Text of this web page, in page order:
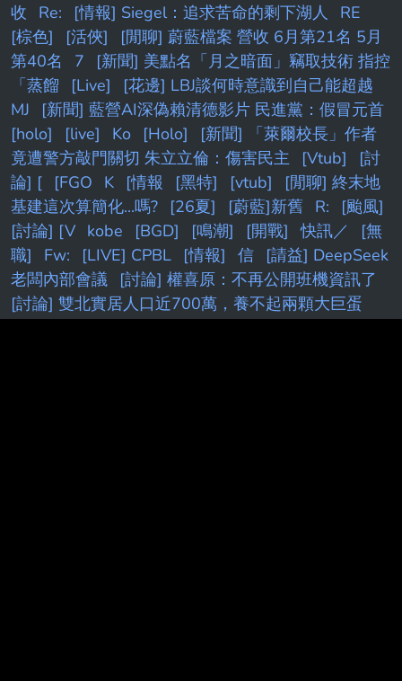
收
Re: [情報] Siegel：追求苦命的剩下湖人
RE
[棕色]
[活俠]
[閒聊] 蔚藍檔案 營收 6月第21名 5月
第40名
7
[新聞] 美點名「月之暗面」竊取技術 指控
「蒸餾
[Live]
[花邊] LBJ談何時意識到自己能超越
MJ
[新聞] 藍營AI深偽賴清德影片 民進黨：假冒元首
[holo]
[live] Ko [Holo]
[新聞] 「萊爾校長」作者
竟遭警方敲門關切 朱立立倫：傷害民主
[Vtub]
[討
論] [
[FGO K [情報 [黑特] [vtub]
[閒聊] 終末地
基建這次算簡化...嗎?
[26夏] [蔚藍]新舊 R:
[颱風]
[討論] [V kobe [BGD] [鳴潮] [開戰] 快訊／
[無
職]
Fw: [LIVE] CPBL [情報] 信
[請益] DeepSeek
老闆內部會議
[討論] 權喜原：不再公開班機資訊了
[討論] 雙北實居人口近700萬，養不起兩顆大巨蛋